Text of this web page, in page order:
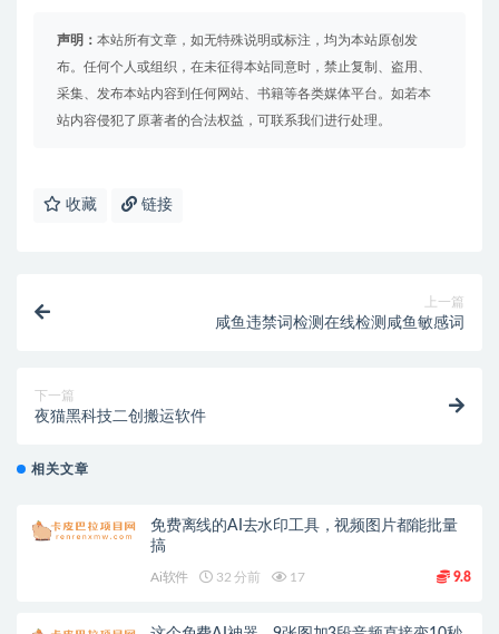
声明： 本站所有文章，如无特殊说明或标注，均为本站原创发
布。任何个人或组织，在未征得本站同意时，禁止复制、盗用、
采集、发布本站内容到任何网站、书籍等各类媒体平台。如若本
站内容侵犯了原著者的合法权益，可联系我们进行处理。
收藏 链接
上一篇
咸鱼违禁词检测在线检测咸鱼敏感词
下一篇
夜猫黑科技二创搬运软件
相关文章
免费离线的AI去水印工具，视频图片都能批量
搞
Ai软件 32 分前 17 9.8